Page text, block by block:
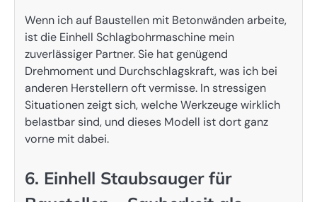
Wenn ich auf Baustellen mit Betonwänden arbeite,
ist die Einhell Schlagbohrmaschine mein
zuverlässiger Partner. Sie hat genügend
Drehmoment und Durchschlagskraft, was ich bei
anderen Herstellern oft vermisse. In stressigen
Situationen zeigt sich, welche Werkzeuge wirklich
belastbar sind, und dieses Modell ist dort ganz
vorne mit dabei.
6. Einhell Staubsauger für